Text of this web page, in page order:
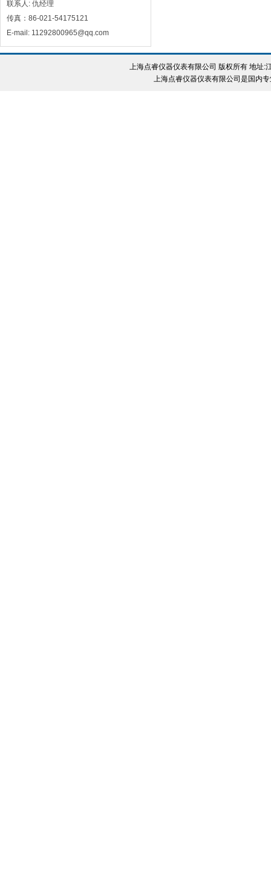
联系人: 仇经理
传真：86-021-54175121
E-mail: 11292800965@qq.com
上海点睿仪器仪表有限公司 版权所有 地址:
上海点睿仪器仪表有限公司是国内